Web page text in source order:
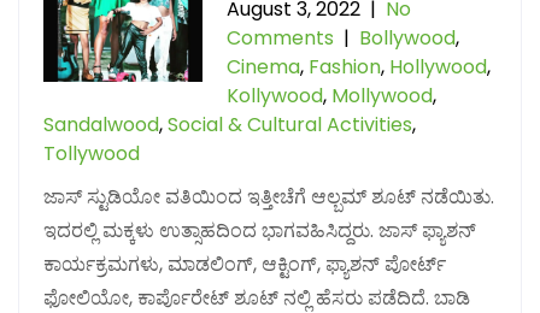
August 3, 2022 | No
Comments | Bollywood,
Cinema, Fashion, Hollywood,
Kollywood, Mollywood,
Sandalwood,Social & Cultural Activities,
Tollywood
ಜಾಸ್ ಸ್ಟುಡಿಯೋ ವತಿಯಿಂದ ಇತ್ತೀಚೆಗೆ ಆಲ್ಬಮ್ ಶೂಟ್ ನಡೆಯಿತು.
ಇದರಲ್ಲಿ ಮಕ್ಕಳು ಉತ್ಸಾಹದಿಂದ ಭಾಗವಹಿಸಿದ್ದರು. ಜಾಸ್ ಫ್ಯಾಶನ್
ಕಾರ್ಯಕ್ರಮಗಳು, ಮಾಡಲಿಂಗ್, ಆಕ್ಟಿಂಗ್, ಫ್ಯಾಶನ್ ಪೋರ್ಟ್
ಫೋಲಿಯೋ, ಕಾರ್ಪೊರೇಟ್ ಶೂಟ್ ನಲ್ಲಿ ಹೆಸರು ಪಡೆದಿದೆ. ಬಾಡಿ